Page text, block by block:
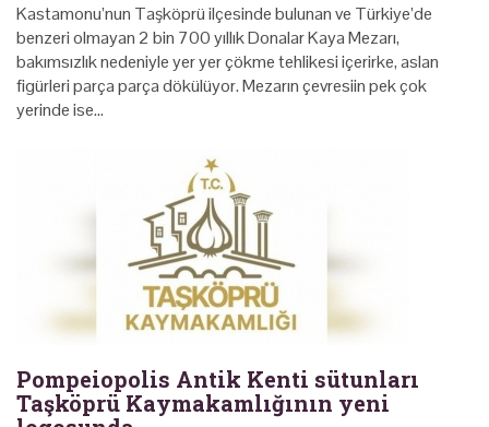
Kastamonu’nun Taşköprü ilçesinde bulunan ve Türkiye’de
benzeri olmayan 2 bin 700 yıllık Donalar Kaya Mezarı,
bakımsızlık nedeniyle yer yer çökme tehlikesi içerirke, aslan
figürleri parça parça dökülüyor. Mezarın çevresiin pek çok
yerinde ise…
Pompeiopolis Antik Kenti sütunları
Taşköprü Kaymakamlığının yeni